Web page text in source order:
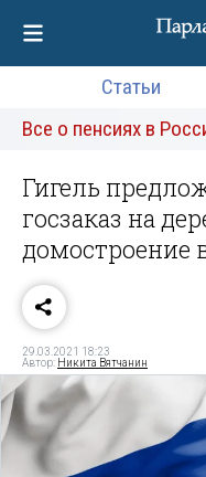
Статьи
Все о пенсиях в
Гигель
госзаказ на
домостроение
29.03.2021 18:23
Автор: Никита Вятчанин